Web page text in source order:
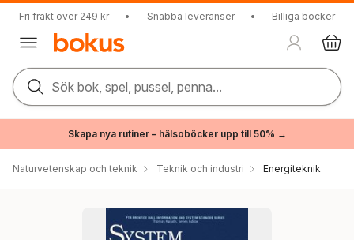
Fri frakt över 249 kr • Snabba leveranser • Billiga böcker
Sök bok, spel, pussel, penna...
Skapa nya rutiner – hälsoböcker upp till 50% →
Naturvetenskap och teknik Teknik och industri Energiteknik